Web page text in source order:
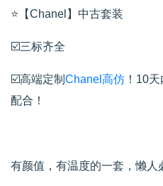
⭐️【Chanel】中古套装
☑️三标齐全
☑️高端定制 Chanel高仿 ！10
配合！
有颜值，有温度的一套，懒人